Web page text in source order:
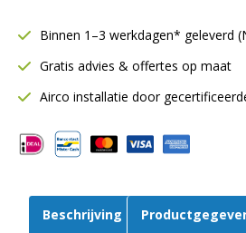
mm
425
m³/h
LPKB
160
aut
Binnen 1–3 werkdagen* geleverd
Gratis advies & offertes op maat
Airco installatie door
Beschrijving